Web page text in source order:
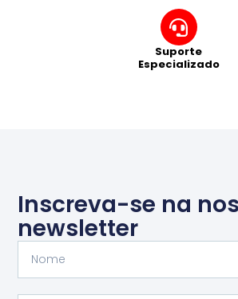
Suporte
Especializado
Inscreva-se na
newsletter